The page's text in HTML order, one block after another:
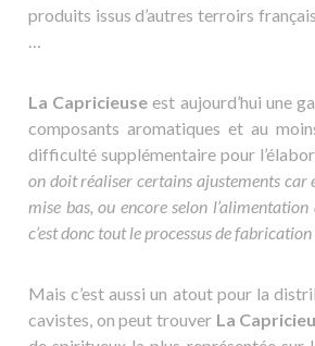
produits issus d’autres terroirs
…
La Capricieuse est aujourd’hui une
composants aromatiques et au
difficulté supplémentaire pour
on doit réaliser certains ajustements car
mise bas, ou encore selon
c’est donc tout le processus de
Mais c’est aussi un atout pour la
cavistes, on peut trouver La